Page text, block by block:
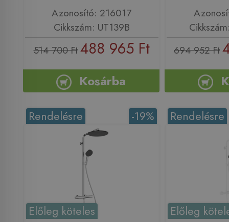
Azonosító: 216017
Cikkszám: UT139B
514 700 Ft 488 965 Ft
Kosárba
694 952 Ft
-19%
Rendelésre
Előleg köteles
Rendelésre
Előleg